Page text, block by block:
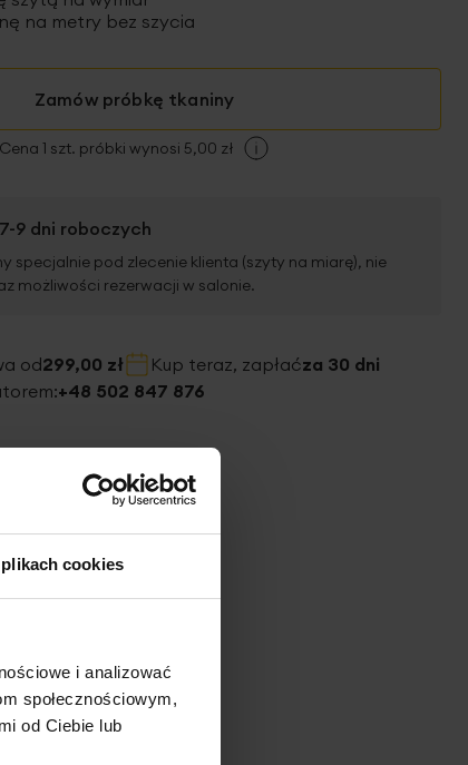
cookies
i analizować
społecznościowym,
od Ciebie lub
na metry bez szycia
Zamów próbkę tkaniny
Cena 1 szt. próbki wynosi 5,00 zł
7-9 dni roboczych
specjalnie pod zlecenie klienta (szyty na miarę), nie
możliwości rezerwacji w salonie.
od299,00 zł Kup teraz, zapłaćza 30 dni
+48 502 847 876